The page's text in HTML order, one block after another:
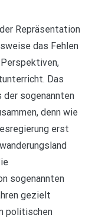
Repräsentation
das Fehlen
Das
sogenannten
denn wie
erst
sogenannten
gezielt
politischen